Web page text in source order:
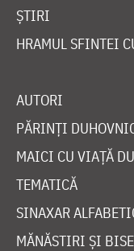
ȘTIRI
HRAMUL SFINTEI
AUTORI
PĂRINȚI
MAICI CU VIAȚĂ
TEMATICĂ
SINAXAR
MĂNĂSTIRI ȘI